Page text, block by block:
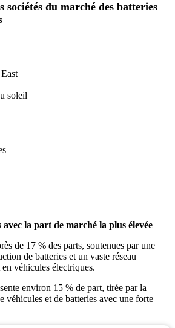
sociétés du marché des batteries
soleil
la part de marché la plus élevée
de 17 % des parts, soutenues par une
de batteries et un vaste réseau
véhicules électriques.
environ 15 % de part, tirée par la
véhicules et de batteries avec une forte